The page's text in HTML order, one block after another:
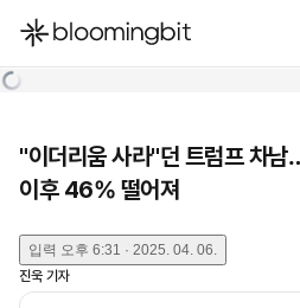
한국어
"이더리움 사라"던 트럼프 차
이후 46% 떨어져
입력 오후 6:31 · 2025. 04. 06.
진욱 기자